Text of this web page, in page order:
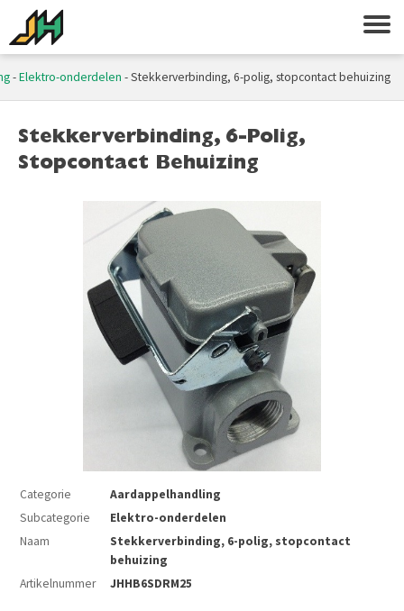
-Elektro-onderdelen -Stekkerverbinding, 6-polig, stopcontact behuizing
Stekkerverbinding, 6-Polig,
Stopcontact Behuizing
Categorie
Aardappelhandling
Subcategorie
Elektro-onderdelen
Naam
Stekkerverbinding, 6-polig, stopcontact
behuizing
Artikelnummer
JHHB6SDRM25